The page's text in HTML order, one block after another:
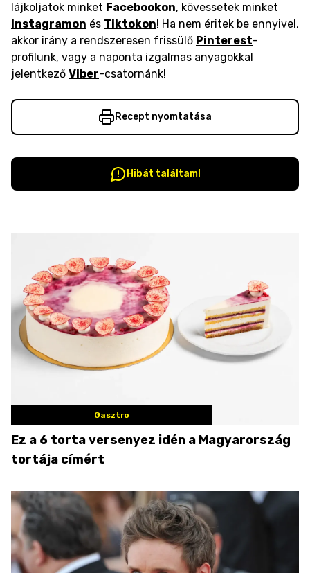
lájkoljatok minket Facebookon, kövessetek minket
Instagramon és Tiktokon! Ha nem éritek be ennyivel,
akkor irány a rendszeresen frissülő Pinterest-
profilunk, vagy a naponta izgalmas anyagokkal
jelentkező Viber-csatornánk!
Recept nyomtatása
Hibát találtam!
Gasztro
Ez a 6 torta versenyez idén a Magyarország
tortája címért